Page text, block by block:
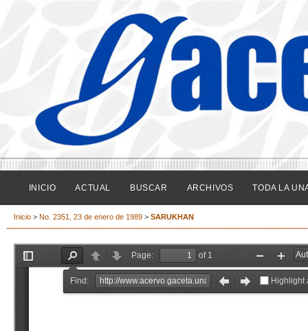
INICIO ACTUAL BUSCAR ARCHIVOS TODA LA
Inicio > No. 2351, 23 de enero de 1989 > SARUKHAN